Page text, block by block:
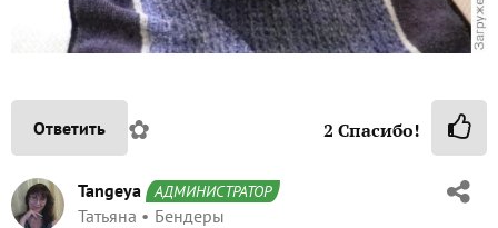
Ответить ✿ 2 Спасибо!
Tangeya АДМИНИСТРАТОР
Татьяна
Бендеры